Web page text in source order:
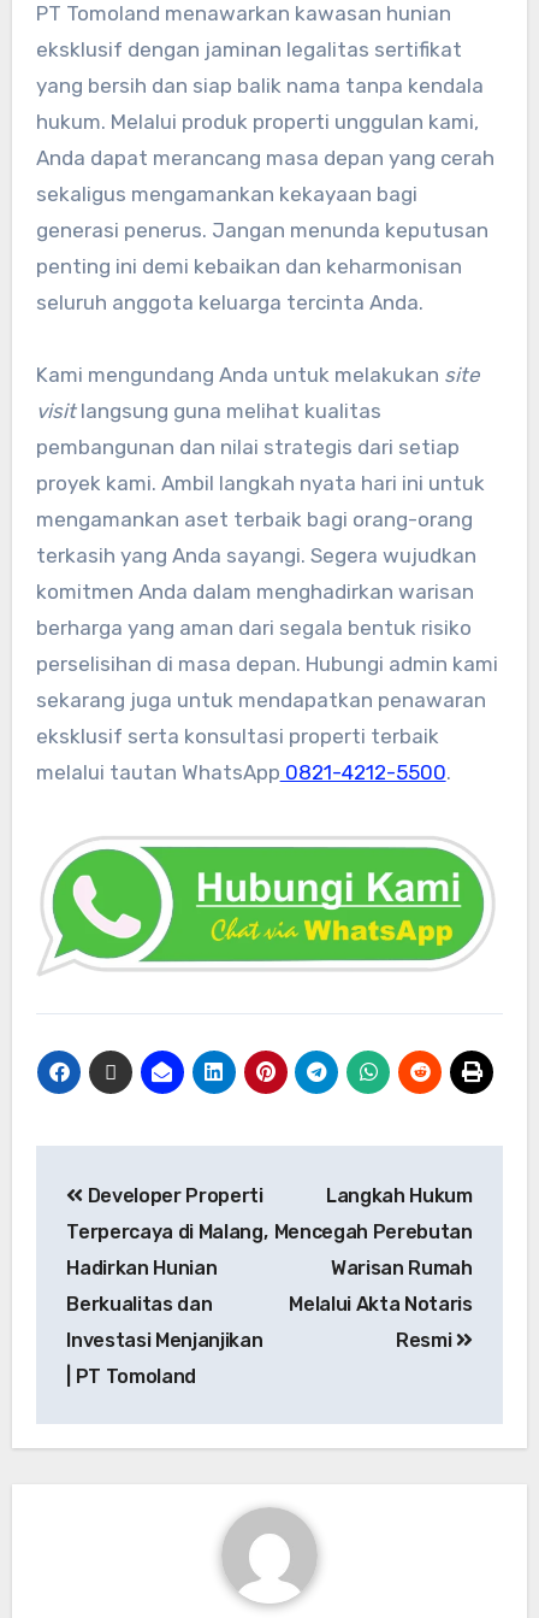
PT Tomoland menawarkan kawasan hunian
eksklusif dengan jaminan legalitas sertifikat
yang bersih dan siap balik nama tanpa kendala
hukum. Melalui produk properti unggulan kami,
Anda dapat merancang masa depan yang cerah
sekaligus mengamankan kekayaan bagi
generasi penerus. Jangan menunda keputusan
penting ini demi kebaikan dan keharmonisan
seluruh anggota keluarga tercinta Anda.
Kami mengundang Anda untuk melakukan site
visitlangsung guna melihat kualitas
pembangunan dan nilai strategis dari setiap
proyek kami. Ambil langkah nyata hari ini untuk
mengamankan aset terbaik bagi orang-orang
terkasih yang Anda sayangi. Segera wujudkan
komitmen Anda dalam menghadirkan warisan
berharga yang aman dari segala bentuk risiko
perselisihan di masa depan. Hubungi admin kami
sekarang juga untuk mendapatkan penawaran
eksklusif serta konsultasi properti terbaik
melalui tautan WhatsApp 0821-4212-5500.
Developer Properti
Terpercaya di Malang,
Hadirkan Hunian
Berkualitas dan
Investasi Menjanjikan
| PT Tomoland
Langkah Hukum
Mencegah Perebutan
Warisan Rumah
Melalui Akta Notaris
Resmi